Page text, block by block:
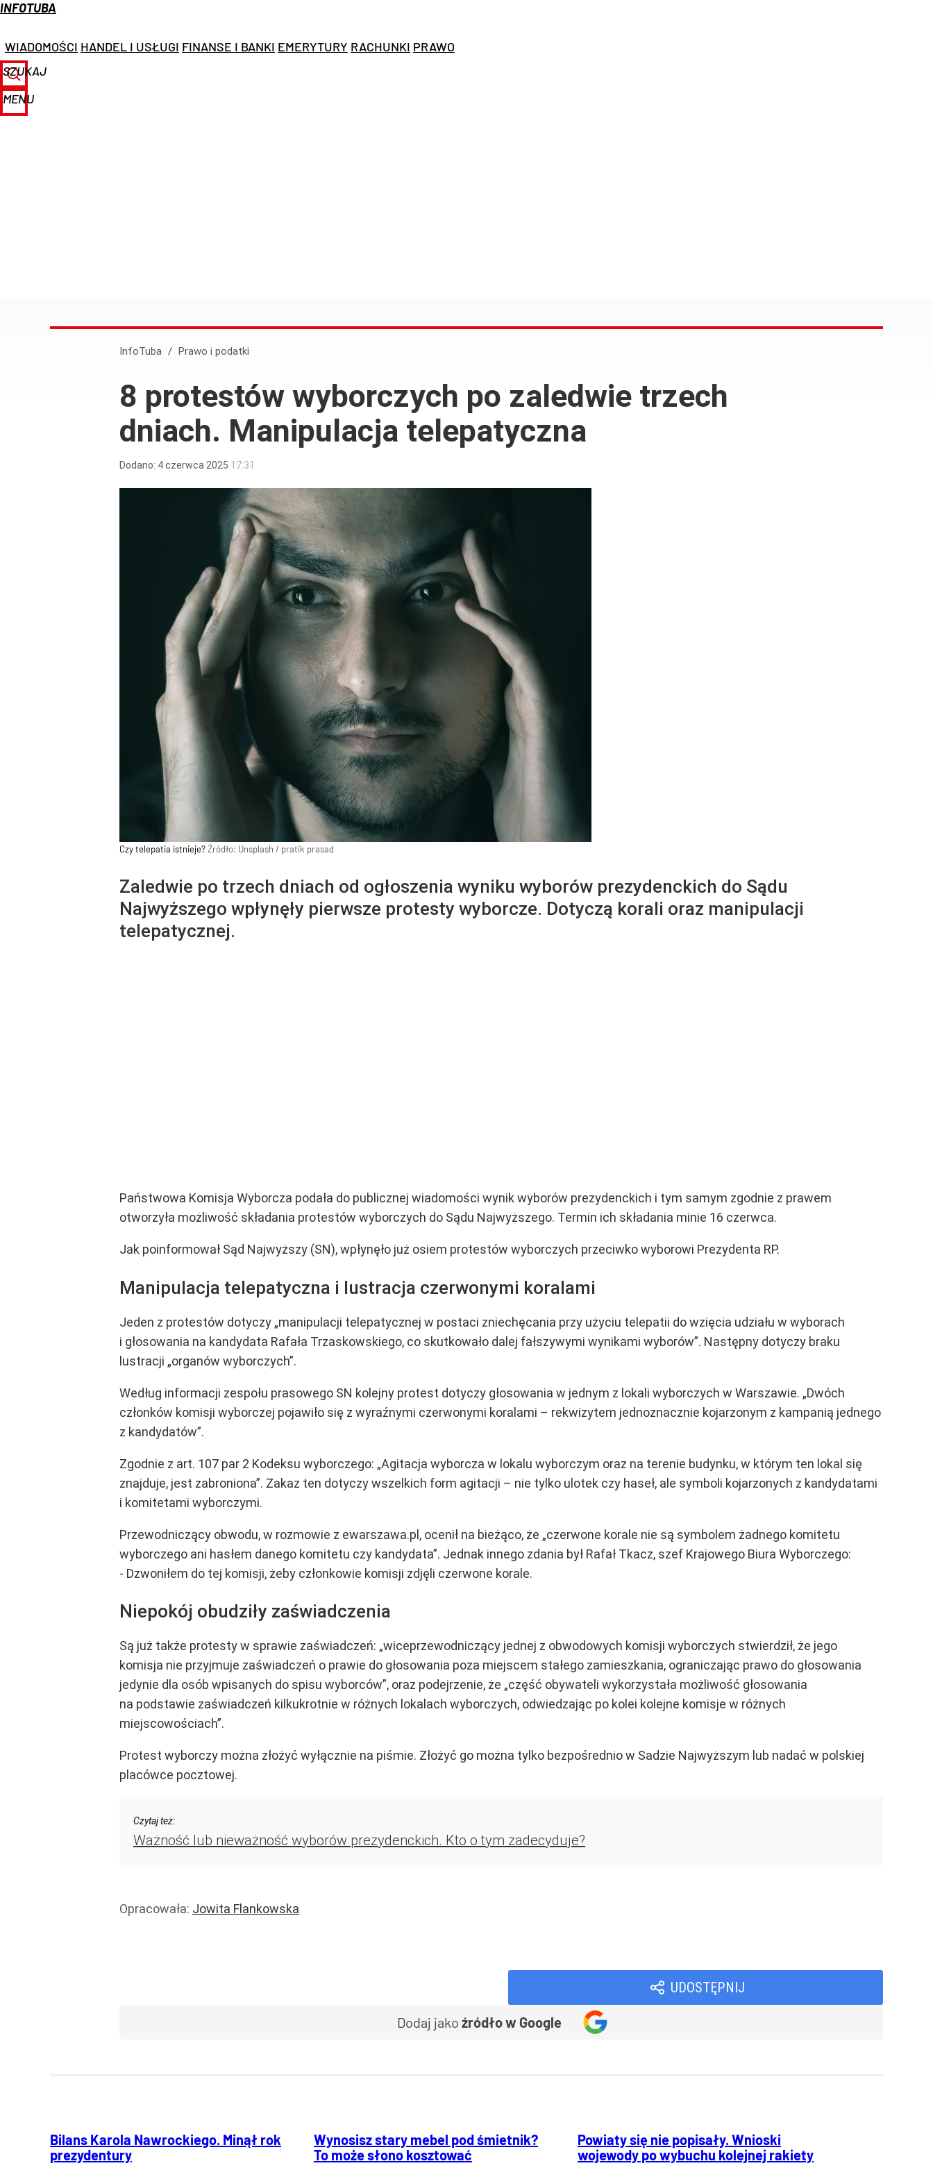
INFOTUBA
WIADOMOŚCI HANDEL I USŁUGI FINANSE I BANKI EMERYTURY RACHUNKI PRAWO
SZUKAJ
MENU
InfoTuba / Prawo i podatki
8 protestów wyborczych po zaledwie trzech
dniach. Manipulacja telepatyczna
Dodano: 4czerwca 2025 17:31
Czy telepatia istnieje?Źródło: Unsplash / pratik prasad
Zaledwie po trzech dniach od ogłoszenia wyniku wyborów prezydenckich do Sądu
Najwyższego wpłynęły pierwsze protesty wyborcze. Dotyczą korali oraz manipulacji
telepatycznej.
Państwowa Komisja Wyborcza podała do publicznej wiadomości wynik wyborów prezydenckich i tym samym zgodnie z prawem
otworzyła możliwość składania protestów wyborczych do Sądu Najwyższego. Termin ich składania minie 16 czerwca.
Jak poinformował Sąd Najwyższy (SN), wpłynęło już osiem protestów wyborczych przeciwko wyborowi Prezydenta RP.
Manipulacja telepatyczna i lustracja czerwonymi koralami
Jeden z protestów dotyczy „manipulacji telepatycznej w postaci zniechęcania przy użyciu telepatii do wzięcia udziału w wyborach
i głosowania na kandydata Rafała Trzaskowskiego, co skutkowało dalej fałszywymi wynikami wyborów”. Następny dotyczy braku
lustracji „organów wyborczych”.
Według informacji zespołu prasowego SN kolejny protest dotyczy głosowania w jednym z lokali wyborczych w Warszawie. „Dwóch
członków komisji wyborczej pojawiło się z wyraźnymi czerwonymi koralami – rekwizytem jednoznacznie kojarzonym z kampanią jednego
z kandydatów”.
Zgodnie z art. 107 par 2 Kodeksu wyborczego: „Agitacja wyborcza w lokalu wyborczym oraz na terenie budynku, w którym ten lokal się
znajduje, jest zabroniona”. Zakaz ten dotyczy wszelkich form agitacji – nie tylko ulotek czy haseł, ale symboli kojarzonych z kandydatami
i komitetami wyborczymi.
Przewodniczący obwodu, w rozmowie z ewarszawa.pl, ocenił na bieżąco, że „czerwone korale nie są symbolem żadnego komitetu
wyborczego ani hasłem danego komitetu czy kandydata”. Jednak innego zdania był Rafał Tkacz, szef Krajowego Biura Wyborczego:
- Dzwoniłem do tej komisji, żeby członkowie komisji zdjęli czerwone korale.
Niepokój obudziły zaświadczenia
Są już także protesty w sprawie zaświadczeń: „wiceprzewodniczący jednej z obwodowych komisji wyborczych stwierdził, że jego
komisja nie przyjmuje zaświadczeń o prawie do głosowania poza miejscem stałego zamieszkania, ograniczając prawo do głosowania
jedynie dla osób wpisanych do spisu wyborców”, oraz podejrzenie, że „część obywateli wykorzystała możliwość głosowania
na podstawie zaświadczeń kilkukrotnie w różnych lokalach wyborczych, odwiedzając po kolei kolejne komisje w różnych
miejscowościach”.
Protest wyborczy można złożyć wyłącznie na piśmie. Złożyć go można tylko bezpośrednio w Sadzie Najwyższym lub nadać w polskiej
placówce pocztowej.
Czytaj też:
Ważność lub nieważność wyborów prezydenckich. Kto o tym zadecyduje?
Opracowała: Jowita Flankowska
UDOSTĘPNIJ
Dodaj jako źródło w Google
Bilans Karola Nawrockiego. Minął rok
prezydentury
Wynosisz stary mebel pod śmietnik?
To może słono kosztować
Powiaty się nie popisały. Wnioski
wojewody po wybuchu kolejnej rakiety